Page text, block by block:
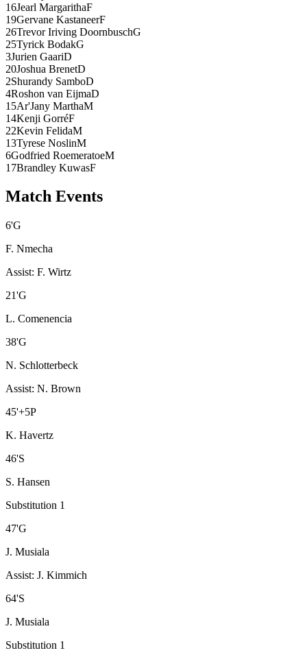
16Jearl MargarithaF
19Gervane KastaneerF
26Trevor Iriving DoornbuschG
25Tyrick BodakG
3Jurien GaariD
20Joshua BrenetD
2Shurandy SamboD
4Roshon van EijmaD
15Ar'Jany MarthaM
14Kenji GorréF
22Kevin FelidaM
13Tyrese NoslinM
6Godfried RoemeratoeM
17Brandley KuwasF
Match Events
6'G
F. Nmecha
Assist: F. Wirtz
21'G
L. Comenencia
38'G
N. Schlotterbeck
Assist: N. Brown
45'+5P
K. Havertz
46'S
S. Hansen
Substitution 1
47'G
J. Musiala
Assist: J. Kimmich
64'S
J. Musiala
Substitution 1